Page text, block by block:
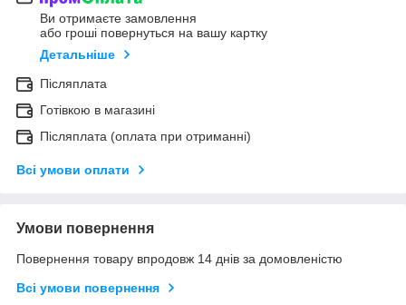
Ви отримаєте замовлення
або гроші повернуться на вашу картку
Детальніше
Післяплата
Готівкою в магазині
Післяплата (оплата при отриманні)
Всі умови оплати
Умови повернення
Повернення товару впродовж 14 днів за домовленістю
Всі умови повернення